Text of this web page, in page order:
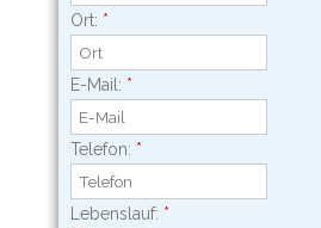
Ort: *
E-Mail: *
Telefon: *
Lebenslauf: *